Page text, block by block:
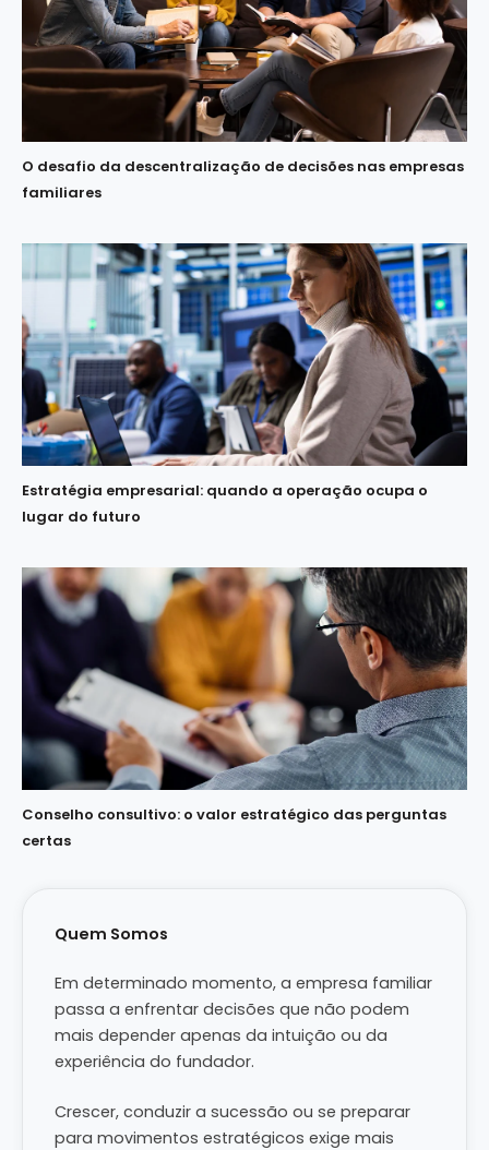
O desafio da descentralização de decisões nas empresas
familiares
Estratégia empresarial: quando a operação ocupa o
lugar do futuro
Conselho consultivo: o valor estratégico das perguntas
certas
Quem Somos
Em determinado momento, a empresa familiar
passa a enfrentar decisões que não podem
mais depender apenas da intuição ou da
experiência do fundador.
Crescer, conduzir a sucessão ou se preparar
para movimentos estratégicos exige mais